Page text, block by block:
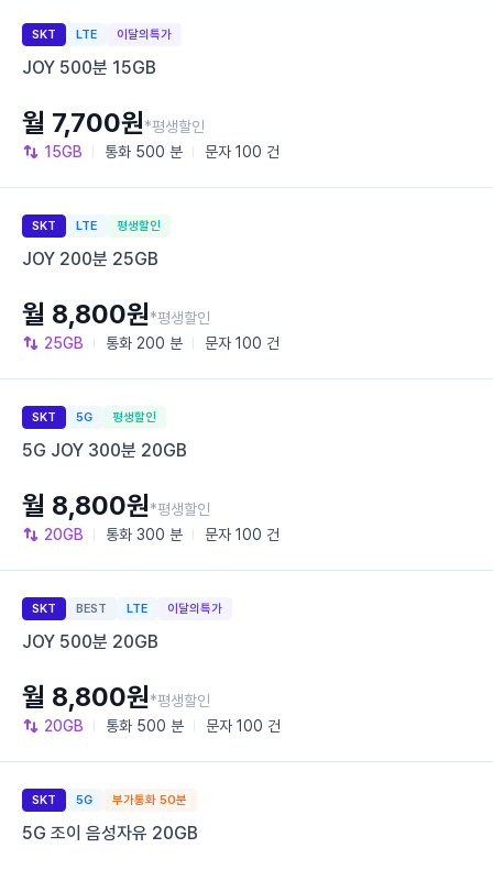
SKT LTE 이달의특가
JOY 500분 15GB
15GB 통화 500 분 문자 100 건
월 7,700원*평생할인
SKT LTE 평생할인
JOY 200분 25GB
25GB 통화 200 분 문자 100 건
월 8,800원*평생할인
SKT 5G 평생할인
5G JOY 300분 20GB
20GB 통화 300 분 문자 100 건
월 8,800원*평생할인
SKT BEST LTE 이달의특가
JOY 500분 20GB
20GB 통화 500 분 문자 100 건
월 8,800원*평생할인
SKT 5G 부가통화 50분
5G 조이 음성자유 20GB